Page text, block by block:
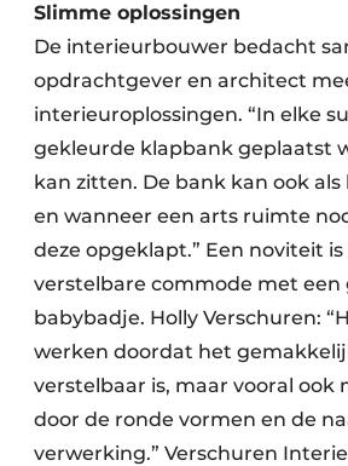
Slimme oplossingen
De interieurbouwer bedacht
opdrachtgever en architect
interieuroplossingen. “In elke
gekleurde klapbank geplaatst
kan zitten. De bank kan ook
en wanneer een arts ruimte
deze opgeklapt.” Een noviteit
verstelbare commode met
babybadje. Holly Verschuren:
werken doordat het
verstelbaar is, maar vooral ook
door de ronde vormen en de
verwerking.” Verschuren